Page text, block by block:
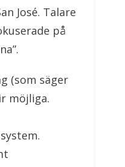
José. Talare
på
(som säger
möjliga.